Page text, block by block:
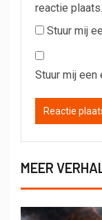
reactie plaats.
Stuur mij
Stuur mij een
MEER